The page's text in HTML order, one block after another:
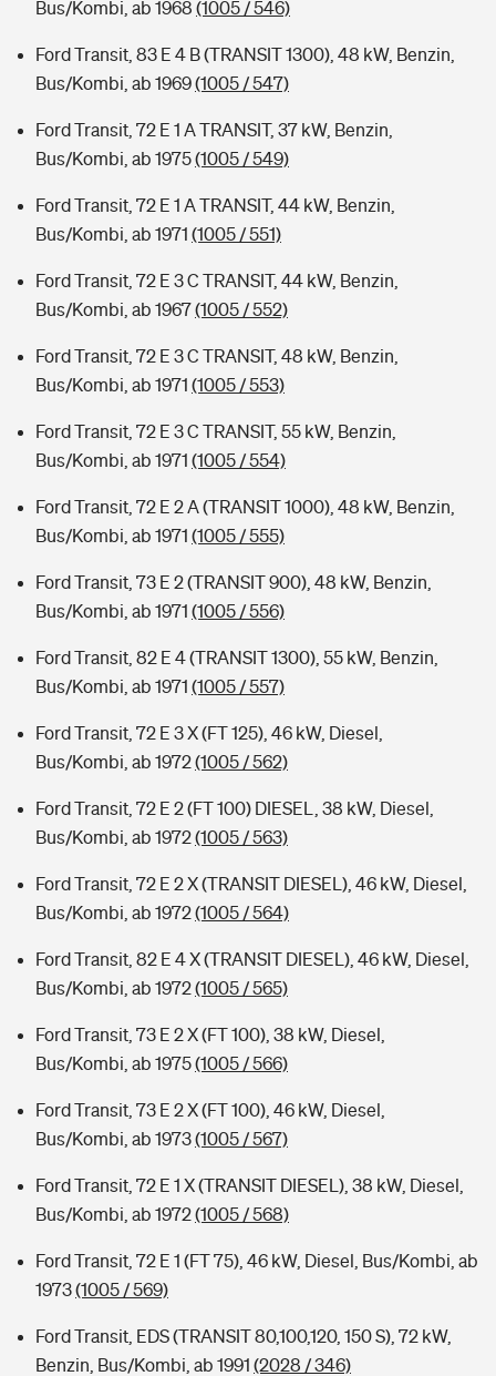
Bus/Kombi, ab 1968 (1005 / 546)
Ford Transit, 83 E 4 B (TRANSIT 1300), 48 kW, Benzin,
Bus/Kombi, ab 1969(1005 / 547)
Ford Transit, 72 E 1 A TRANSIT, 37 kW, Benzin,
Bus/Kombi, ab 1975(1005 / 549)
Ford Transit, 72 E 1 A TRANSIT, 44 kW, Benzin,
Bus/Kombi, ab 1971 (1005 / 551)
Ford Transit, 72 E 3 C TRANSIT, 44 kW, Benzin,
Bus/Kombi, ab 1967(1005 / 552)
Ford Transit, 72 E 3 C TRANSIT, 48 kW, Benzin,
Bus/Kombi, ab 1971 (1005 / 553)
Ford Transit, 72 E 3 C TRANSIT, 55 kW, Benzin,
Bus/Kombi, ab 1971 (1005 / 554)
Ford Transit, 72 E 2 A (TRANSIT 1000), 48 kW, Benzin,
Bus/Kombi, ab 1971 (1005 / 555)
Ford Transit, 73 E 2 (TRANSIT 900), 48 kW, Benzin,
Bus/Kombi, ab 1971 (1005 / 556)
Ford Transit, 82 E 4 (TRANSIT 1300), 55 kW, Benzin,
Bus/Kombi, ab 1971 (1005 / 557)
Ford Transit, 72 E 3 X (FT 125), 46 kW, Diesel,
Bus/Kombi, ab 1972(1005 / 562)
Ford Transit, 72 E 2 (FT 100) DIESEL, 38 kW, Diesel,
Bus/Kombi, ab 1972(1005 / 563)
Ford Transit, 72 E 2 X (TRANSIT DIESEL), 46 kW, Diesel,
Bus/Kombi, ab 1972(1005 / 564)
Ford Transit, 82 E 4 X (TRANSIT DIESEL), 46 kW, Diesel,
Bus/Kombi, ab 1972(1005 / 565)
Ford Transit, 73 E 2 X (FT 100), 38 kW, Diesel,
Bus/Kombi, ab 1975(1005 / 566)
Ford Transit, 73 E 2 X (FT 100), 46 kW, Diesel,
Bus/Kombi, ab 1973(1005 / 567)
Ford Transit, 72 E 1 X (TRANSIT DIESEL), 38 kW, Diesel,
Bus/Kombi, ab 1972(1005 / 568)
Ford Transit, 72 E 1 (FT 75), 46 kW, Diesel, Bus/Kombi, ab
1973(1005 / 569)
Ford Transit, EDS (TRANSIT 80,100,120, 150 S), 72 kW,
Benzin, Bus/Kombi, ab 1991 (2028 / 346)